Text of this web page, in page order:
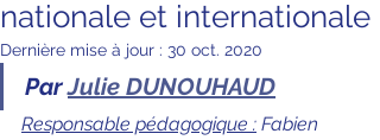
nationale et internationale
Dernière mise à jour : 30 oct. 2020
Par Julie DUNOUHAUD
Responsable pédagogique : Fabien